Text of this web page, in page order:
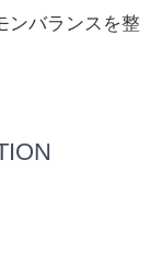
ンバランスを整